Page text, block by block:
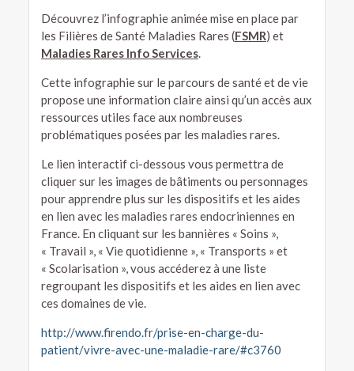
Découvrez l’infographie animée mise en place par
les Filières de Santé Maladies Rares (FSMR) et
Maladies Rares Info Services.
Cette infographie sur le parcours de santé et de vie
propose une information claire ainsi qu’un accès aux
ressources utiles face aux nombreuses
problématiques posées par les maladies rares.
Le lien interactif ci-dessous vous permettra de
cliquer sur les images de bâtiments ou personnages
pour apprendre plus sur les dispositifs et les aides
en lien avec les maladies rares endocriniennes en
France. En cliquant sur les bannières « Soins »,
« Travail », « Vie quotidienne », « Transports » et
« Scolarisation », vous accéderez à une liste
regroupant les dispositifs et les aides en lien avec
ces domaines de vie.
http://www.firendo.fr/prise-en-charge-du-
patient/vivre-avec-une-maladie-rare/#c3760